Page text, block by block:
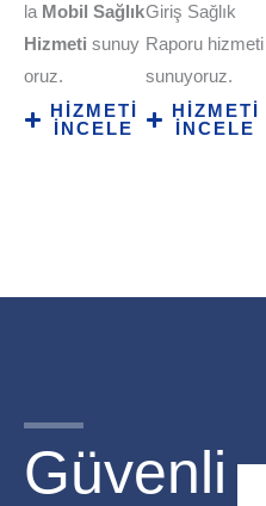
la Mobil Sağlık
Hizmeti sunuy
oruz.
HİZMETİ
İNCELE
Giriş Sağlık
Raporu hizmeti
sunuyoruz.
HİZMETİ
İNCELE
Güvenli